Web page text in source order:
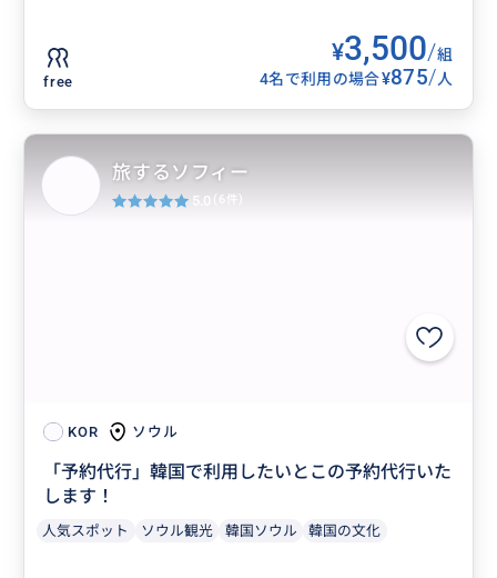
free
¥3,500/組
4名で利用の場合¥875/人
KOR ソウル
「予約代行」韓国で利用したいとこの予約代行いた
します！
人気スポット ソウル観光 韓国ソウル 韓国の文化
旅するソフィー
5.0 (6件)